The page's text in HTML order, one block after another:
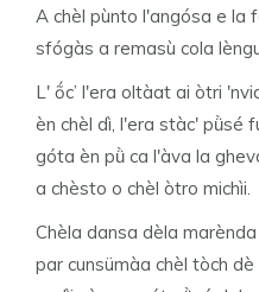
A chèl pùnto l'angósa e la
sfógàs a remasù cola
L' ṍc’ l'era oltàat ai òtri
èn chèl dì, l'era stàc' pǜsé
góta èn pǜ ca l'àva la
a chèsto o chèl òtro michìi.
Chèla dansa dèla
par cunsümàa chèl tòch